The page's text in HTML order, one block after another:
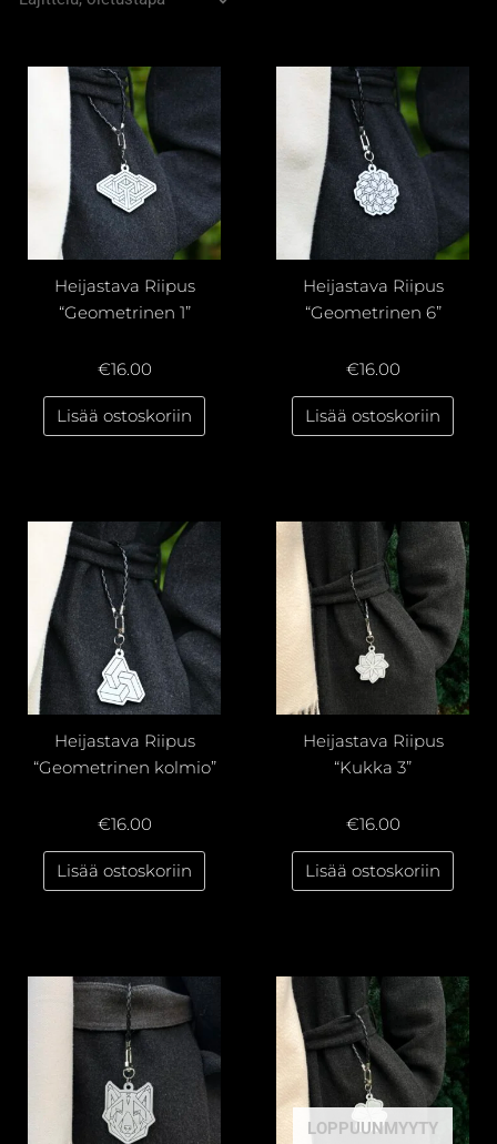
Heijastava Riipus
“Geometrinen 1”
€16.00
Lisää ostoskoriin
Heijastava Riipus
“Geometrinen 6”
€16.00
Lisää ostoskoriin
Heijastava Riipus
“Geometrinen kolmio”
€16.00
Lisää ostoskoriin
Heijastava Riipus
“Kukka 3”
€16.00
Lisää ostoskoriin
LOPPUUNMYYTY